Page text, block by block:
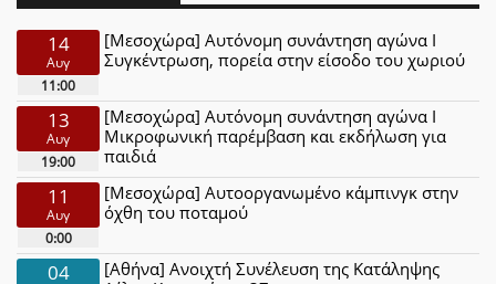
14
Αυγ
11:00
[Μεσοχώρα] Αυτόνομη συνάντηση αγώνα Ι
Συγκέντρωση, πορεία στην είσοδο του χωριού
13
Αυγ
19:00
[Μεσοχώρα] Αυτόνομη συνάντηση αγώνα Ι
Μικροφωνική παρέμβαση και εκδήλωση για
παιδιά
11
Αυγ
0:00
[Μεσοχώρα] Αυτοοργανωμένο κάμπινγκ στην
όχθη του ποταμού
04
[Αθήνα] Ανοιχτή Συνέλευση της Κατάληψης